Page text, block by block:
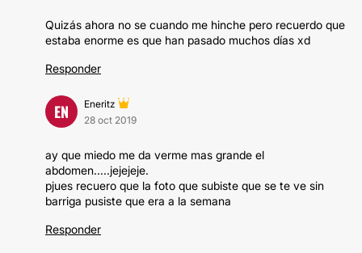
Quizás ahora no se cuando me hinche pero recuerdo que
estaba enorme es que han pasado muchos días xd
Responder
EN
Eneritz
28 oct 2019
ay que miedo me da verme mas grande el
abdomen.....jejejeje.
pjues recuero que la foto que subiste que se te ve sin
barriga pusiste que era a la semana
Responder